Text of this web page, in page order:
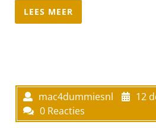
LEES MEER
mac4dummiesnl
12
0 Reacties